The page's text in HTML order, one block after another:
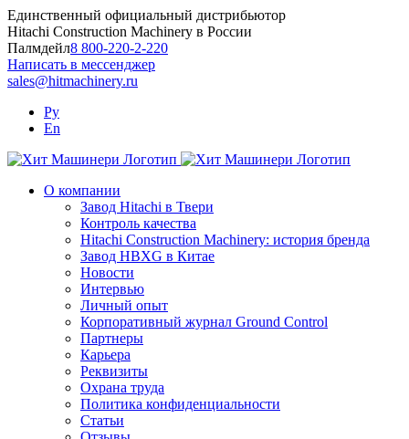
Skip
to
content
Единственный официальный дистрибьютор
Hitachi Construction Machinery в России
Палмдейл8 800-220-2-220
Написать в мессенджер
sales@hitmachinery.ru
Ру
En
О компании
Завод Hitachi в Твери
Контроль качества
Hitachi Construction Machinery: история бренда
Завод HBXG в Китае
Новости
Интервью
Личный опыт
Корпоративный журнал Ground Control
Партнеры
Карьера
Реквизиты
Охрана труда
Политика конфиденциальности
Статьи